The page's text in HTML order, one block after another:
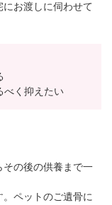
お渡しに伺わせて
べく抑えたい
の後の供養まで一
ペットのご遺骨に